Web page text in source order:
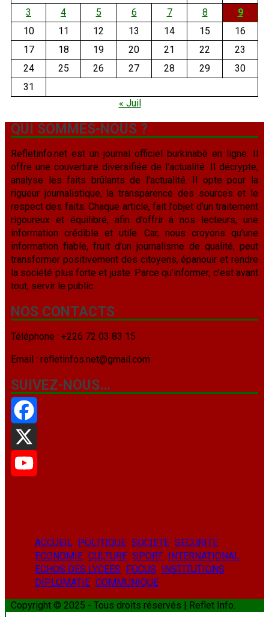
3
4 5 6 7 8
9
10
11 12 13 14 15
16
17
18 19 20 21 22
23
24
25 26 27 28 29
30
31
« Juil
QUI SOMMES-NOUS ?
Refletinfo.net est un journal officiel burkinabè en ligne. Il
offre une couverture diversifiée de l'actualité. Il décrypte,
analyse les faits brûlants de l'actualité. Il opte pour la
rigueur journalistique, la transparence des sources et le
respect des faits. Chaque article, fait l’objet d’un traitement
rigoureux et équilibré, afin d’offrir à nos lecteurs, une
information crédible et utile. Car, nous croyons qu’une
information fiable, fruit d’un journalisme de qualité, peut
transformer positivement des citoyens, épanouir et rendre
la société plus forte et juste. Parce qu’informer, c’est avant
tout, servir le public.
NOS CONTACTS
Téléphone : +226 72 03 83 15
Email : refletinfos.net@gmail.com
SUIVEZ-NOUS…
Facebook
X
ACCUEIL POLITIQUE SOCIETE SECURITE
ECONOMIE CULTURE SPORT INTERNATIONAL
ECHOS DES LYCEES FOCUS INSTITUTIONS
DIPLOMATIE COMMUNIQUE
Copyright © 2025 - Tous droits réservés | Reflet Info.